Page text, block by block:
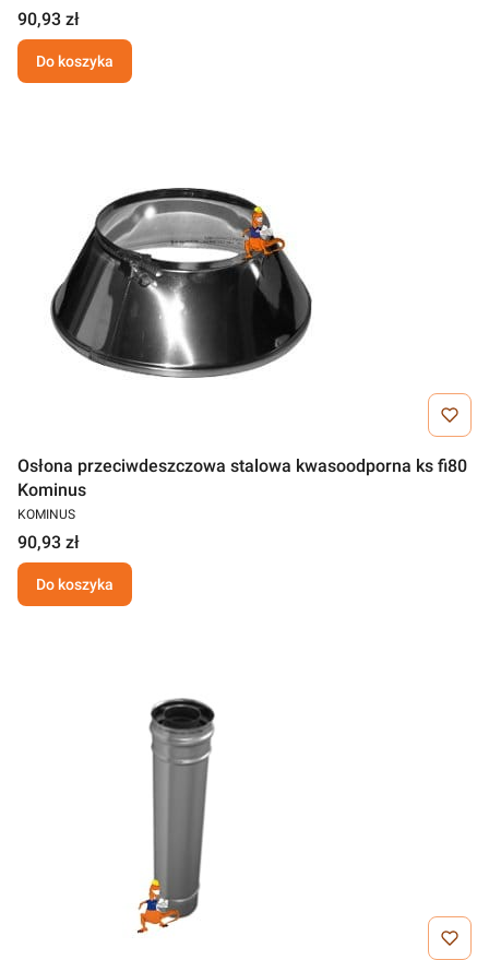
90,93 zł
Do koszyka
Osłona przeciwdeszczowa stalowa kwasoodporna ks fi80
Kominus
KOMINUS
90,93 zł
Do koszyka